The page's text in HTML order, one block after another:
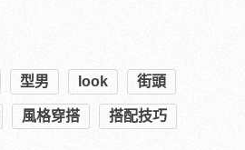
型男 look 街頭
風格穿搭 搭配技巧